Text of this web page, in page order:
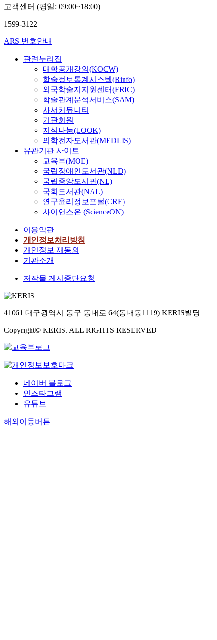
고객센터 (평일: 09:00~18:00)
1599-3122
ARS 번호안내
관련누리집
대학공개강의(KOCW)
학술정보통계시스템(Rinfo)
외국학술지지원센터(FRIC)
학술관계분석서비스(SAM)
사서커뮤니티
기관회원
지식나눔(LOOK)
의학전자도서관(MEDLIS)
유관기관 사이트
교육부(MOE)
국립장애인도서관(NLD)
국립중앙도서관(NL)
국회도서관(NAL)
연구윤리정보포털(CRE)
사이언스온 (ScienceON)
이용약관
개인정보처리방침
개인정보 재동의
기관소개
저작물 게시중단요청
41061 대구광역시 동구 동내로 64(동내동1119) KERIS빌딩
Copyright© KERIS. ALL RIGHTS RESERVED
네이버 블로그
인스타그램
유튜브
해외이동버튼